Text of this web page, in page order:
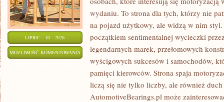
LIPIEC - 10 - 2026
MOŻLIWOŚĆ KOMENTOWANIA KLASYKI
WSZECH
CZASÓW
wydaniu. To strona dla tych, którzy nie
na pojazd użytkowy, ale widzą w nim
początkiem sentimentalnej wycieczki
legendarnych marek, przełomowych
wyścigowych sukcesów i samochodów,
pamięci kierowców. Strona spaja
liczą się nie tylko liczby, ale również duch
AutomotiveBearings.pl może